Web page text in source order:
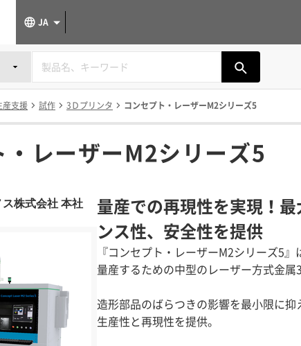
JA
産支援 試作 3Ｄプリンタ コンセプト・レーザーM2シリーズ5
・レーザーM2シリーズ5
量産での再現性を実現！
ンス性、安全性を提供
『コンセプト・レーザーM2シリーズ5
量産するための中型のレーザー方式金属
造形部品のばらつきの影響を最小限に抑
生産性と再現性を提供。
株式会社 本社